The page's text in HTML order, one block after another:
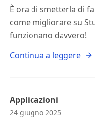
È ora di smetterla di
come migliorare su
funzionano davvero!
Continua a leggere
Applicazioni
24 giugno 2025